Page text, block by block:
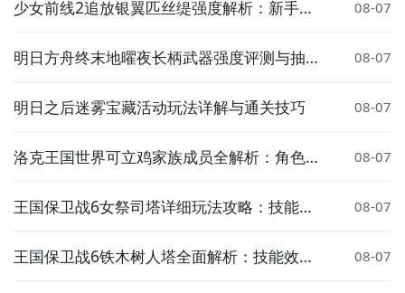
少女前线2追放银翼匹丝缇强度解析：新手枪
08-07
明日方舟终末地曜夜长柄武器强度评测与抽取
08-07
明日之后迷雾宝藏活动玩法详解与通关技巧 08-07
洛克王国世界可立鸡家族成员全解析：角色介
08-07
王国保卫战6女祭司塔详细玩法攻略：技能搭
08-07
王国保卫战6铁木树人塔全面解析：技能效
08-07